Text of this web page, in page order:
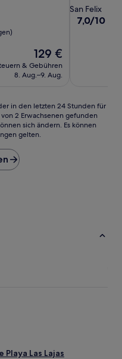
Der
Preis
beträgt
129 €
& Gebühren
8. Aug.–9. Aug.
Sterne-
Unterkunft
San Felix
7.0
7,0/10
in den letzten 24 Stunden für
2 Erwachsenen gefunden
sich ändern. Es können
gelten.
Las Lajas